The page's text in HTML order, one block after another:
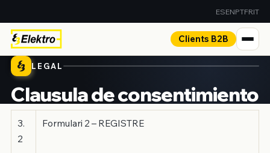
ESENPTFRIT
Clients B2B
LEGAL
Clausula de consentimiento
3.
2
Formulari 2 – REGISTRE